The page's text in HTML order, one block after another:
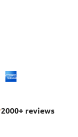
2000+ reviews